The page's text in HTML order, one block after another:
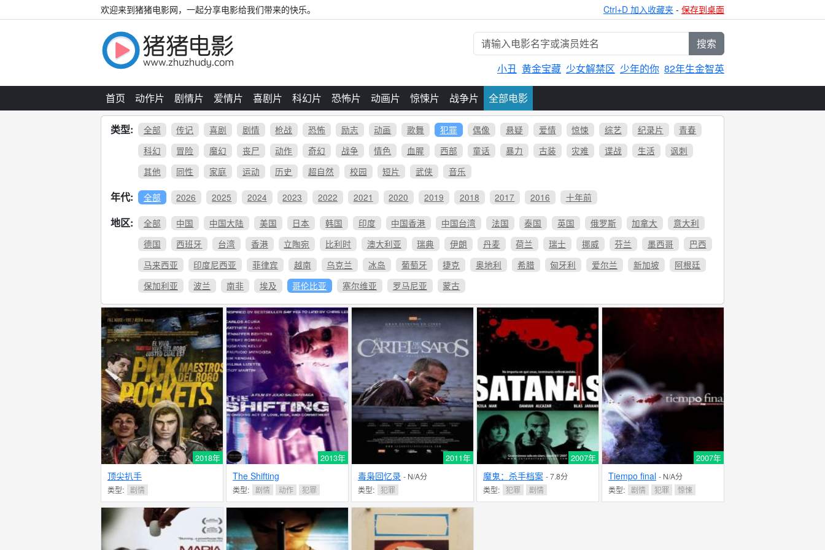
欢迎来到猪猪电影网，一起分享电影给我们带来的快乐。 Ctrl+D 加入收藏夹 - 保存到桌面
搜索
小丑 黄金宝藏 少女解禁区 少年的你 82年生金智英
首页 动作片 剧情片 爱情片 喜剧片 科幻片 恐怖片 动画片 惊悚片 战争片 全部电影
类型: 全部 传记 喜剧 剧情 枪战 恐怖 励志 动画 歌舞 犯罪 偶像 悬疑 爱情 惊悚 综艺 纪录片
青春
科幻
冒险 魔幻 丧尸 动作 奇幻 战争 情色 血腥 西部 童话 暴力 古装 灾难 谍战 生活
讽刺
其他
同性 家庭 运动 历史 超自然 校园 短片 武侠 音乐
年代: 全部 2026 2025 2024 2023 2022 2021 2020 2019 2018 2017 2016 十年前
地区: 全部 中国 中国大陆 美国 日本 韩国 印度 中国香港 中国台湾 法国 泰国 英国 俄罗斯 加拿大
意大利
德国
西班牙 台湾 香港 立陶宛 比利时 澳大利亚 瑞典 伊朗 丹麦 荷兰 瑞士 挪威 芬兰 墨西哥
巴西
马来西亚
印度尼西亚 菲律宾 越南 乌克兰 冰岛 葡萄牙 捷克 奥地利 希腊 匈牙利 爱尔兰 新加坡
阿根廷
保加利亚
波兰 南非 埃及 哥伦比亚 塞尔维亚 罗马尼亚 蒙古
2018年
顶尖扒手
类型: 剧情
2013年
The Shifting
类型: 剧情 动作 犯罪
2011年
毒枭回忆录 - N/A分
类型: 犯罪
2007年
魔鬼：杀手档案 - 7.8分
类型: 犯罪 剧情
2007年
Tiempo final - N/A分
类型: 剧情 犯罪 惊悚